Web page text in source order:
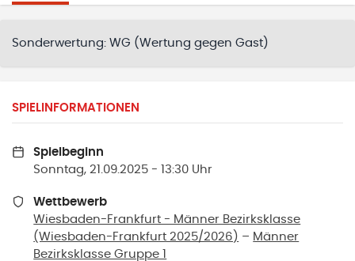
Sonderwertung: WG (Wertung gegen Gast)
SPIELINFORMATIONEN
Spielbeginn
Sonntag, 21.09.2025 - 13:30 Uhr
Wettbewerb
Wiesbaden-Frankfurt - Männer Bezirksklasse
(Wiesbaden-Frankfurt 2025/2026) – Männer
Bezirksklasse Gruppe 1